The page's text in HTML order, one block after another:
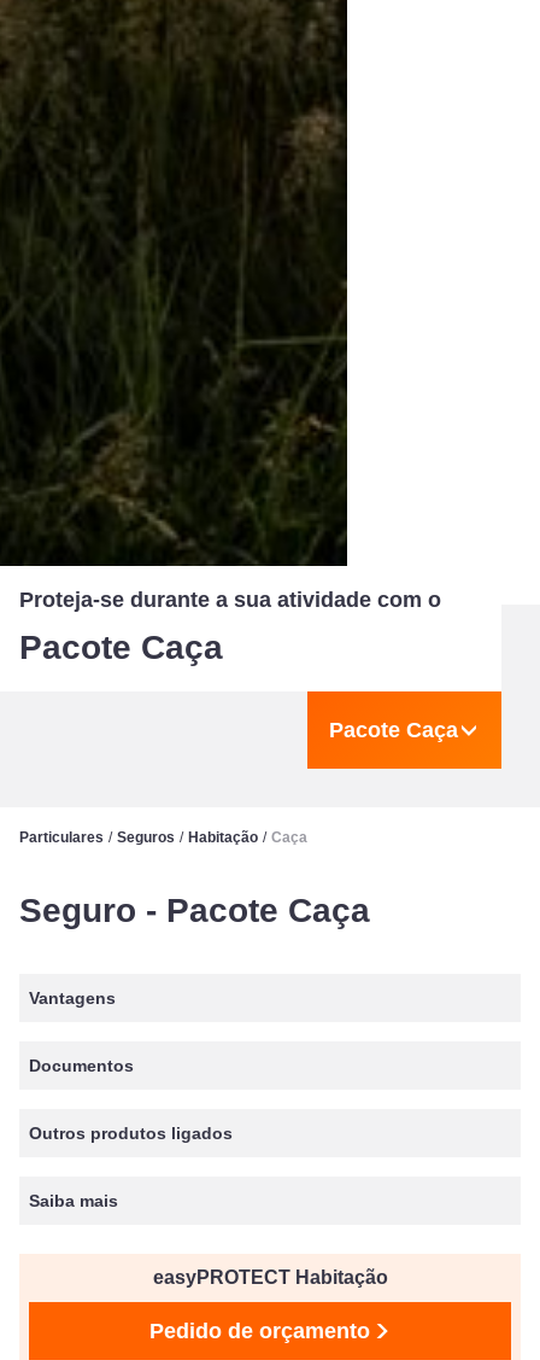
Proteja-se durante a sua atividade com o
Pacote Caça
Pacote Caça
Particulares / Seguros / Habitação / Caça
Seguro - Pacote Caça
Vantagens
Documentos
Outros produtos ligados
Saiba mais
easyPROTECT Habitação
Pedido de orçamento